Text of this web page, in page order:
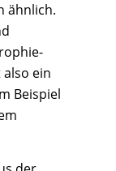
ähnlich.
ein
Beispiel